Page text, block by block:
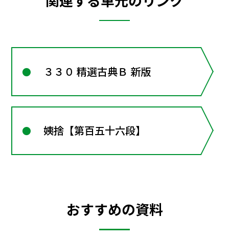
３３０ 精選古典Ｂ 新版
姨捨【第百五十六段】
おすすめの資料